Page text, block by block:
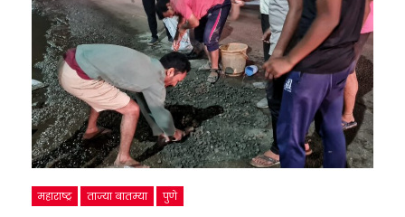
महाराष्ट्र ताज्या बातम्या पुणे